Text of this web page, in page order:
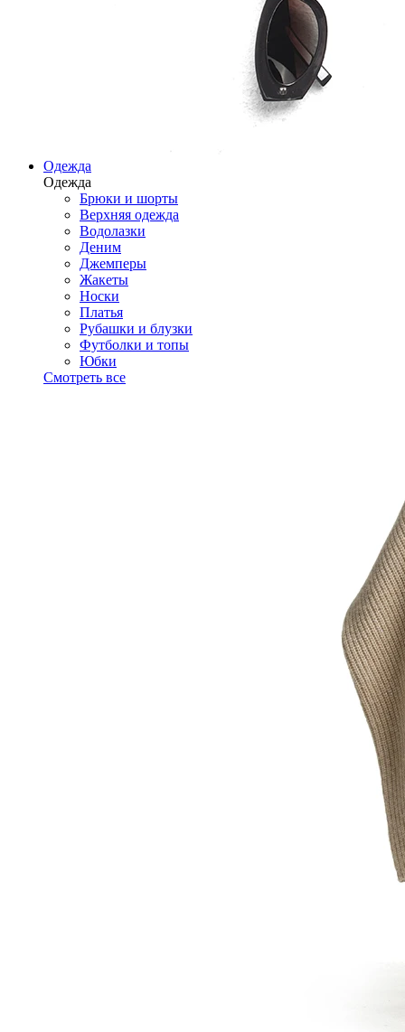
Одежда
Одежда
Брюки и шорты
Верхняя одежда
Водолазки
Деним
Джемперы
Жакеты
Носки
Платья
Рубашки и блузки
Футболки и топы
Юбки
Смотреть все